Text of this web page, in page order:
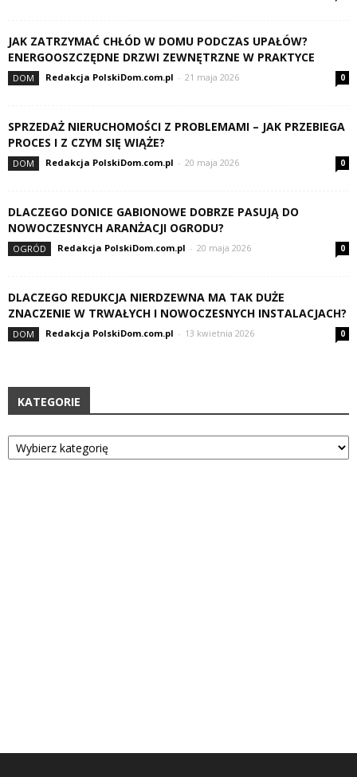
JAK ZATRZYMAĆ CHŁÓD W DOMU PODCZAS UPAŁÓW?
ENERGOOSZCZĘDNE DRZWI ZEWNĘTRZNE W PRAKTYCE
DOM Redakcja PolskiDom.com.pl - 21 maja 2026 0
SPRZEDAŻ NIERUCHOMOŚCI Z PROBLEMAMI – JAK PRZEBIEGA
PROCES I Z CZYM SIĘ WIĄŻE?
DOM Redakcja PolskiDom.com.pl - 20 maja 2026 0
DLACZEGO DONICE GABIONOWE DOBRZE PASUJĄ DO
NOWOCZESNYCH ARANŻACJI OGRODU?
OGRÓD Redakcja PolskiDom.com.pl - 20 maja 2026 0
DLACZEGO REDUKCJA NIERDZEWNA MA TAK DUŻE
ZNACZENIE W TRWAŁYCH I NOWOCZESNYCH INSTALACJACH?
DOM Redakcja PolskiDom.com.pl - 13 kwietnia 2026 0
KATEGORIE
Kategorie